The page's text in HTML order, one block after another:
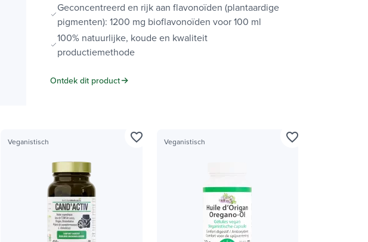
Geconcentreerd en rijk aan flavonoïden (plantaardige
pigmenten): 1200 mg bioflavonoïden voor 100 ml
100% natuurlijke, koude en kwaliteit
productiemethode
Ontdek dit product
Veganistisch favorite_border Veganistisch favorite_border